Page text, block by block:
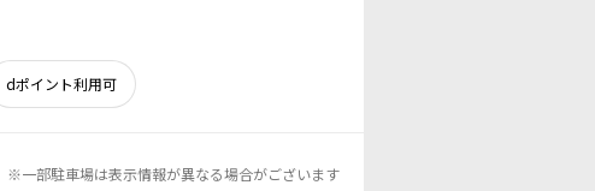
dポイント利用可
※一部駐車場は表示情報が異なる場合がございます